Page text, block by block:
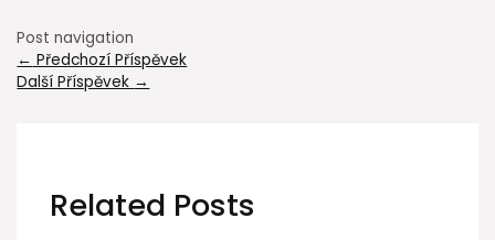
Post navigation
← Předchozí Příspěvek
Další Příspěvek →
Related Posts